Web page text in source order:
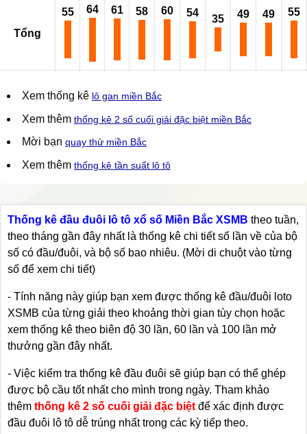
Tổng
55 64 61 58 60 54
35 49 49 55
Xem thống kê lô gan miền Bắc
Xem thêm thống kê 2 số cuối giải đặc biệt miền Bắc
Mời bạn quay thử miền Bắc
Xem thêm thống kê tần suất lô tô
Thống kê đầu đuôi lô tô xổ số Miền Bắc XSMB theo tuần,
theo tháng gần đây nhất là thống kê chi tiết số lần về của bộ
số có đầu/đuôi, và bộ số bao nhiêu. (Mời di chuột vào từng
số để xem chi tiết)
- Tính năng này giúp bạn xem được thống kê đầu/đuôi loto
XSMB của từng giải theo khoảng thời gian tùy chọn hoặc
xem thống kê theo biên độ 30 lần, 60 lần và 100 lần mở
thưởng gần đây nhất.
- Việc kiểm tra thống kê đầu đuôi sẽ giúp bạn có thể ghép
được bộ cầu tốt nhất cho mình trong ngày. Tham khảo
thêm thống kê 2 số cuối giải đặc biệt để xác định được
đầu đuôi lô tô dễ trúng nhất trong các kỳ tiếp theo.